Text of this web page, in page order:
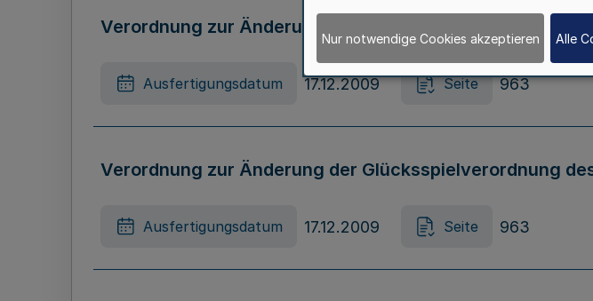
Verordnung zur Änderung von Rechtsverordnungen
Ausfertigungsdatum 17.12.2009 Seite 963
Verordnung zur Änderung der Glücksspielverordnung
Ausfertigungsdatum 17.12.2009 Seite 963
Nur notwendige Cookies akzeptieren Alle